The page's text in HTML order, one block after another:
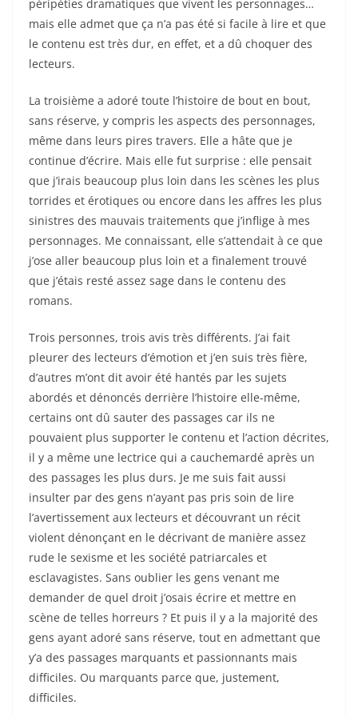
péripéties dramatiques que vivent les personnages…
mais elle admet que ça n’a pas été si facile à lire et que
le contenu est très dur, en effet, et a dû choquer des
lecteurs.
La troisième a adoré toute l’histoire de bout en bout,
sans réserve, y compris les aspects des personnages,
même dans leurs pires travers. Elle a hâte que je
continue d’écrire. Mais elle fut surprise : elle pensait
que j’irais beaucoup plus loin dans les scènes les plus
torrides et érotiques ou encore dans les affres les plus
sinistres des mauvais traitements que j’inflige à mes
personnages. Me connaissant, elle s’attendait à ce que
j’ose aller beaucoup plus loin et a finalement trouvé
que j’étais resté assez sage dans le contenu des
romans.
Trois personnes, trois avis très différents. J’ai fait
pleurer des lecteurs d’émotion et j’en suis très fière,
d’autres m’ont dit avoir été hantés par les sujets
abordés et dénoncés derrière l’histoire elle-même,
certains ont dû sauter des passages car ils ne
pouvaient plus supporter le contenu et l’action décrites,
il y a même une lectrice qui a cauchemardé après un
des passages les plus durs. Je me suis fait aussi
insulter par des gens n’ayant pas pris soin de lire
l’avertissement aux lecteurs et découvrant un récit
violent dénonçant en le décrivant de manière assez
rude le sexisme et les société patriarcales et
esclavagistes. Sans oublier les gens venant me
demander de quel droit j’osais écrire et mettre en
scène de telles horreurs ? Et puis il y a la majorité des
gens ayant adoré sans réserve, tout en admettant que
y’a des passages marquants et passionnants mais
difficiles. Ou marquants parce que, justement,
difficiles.